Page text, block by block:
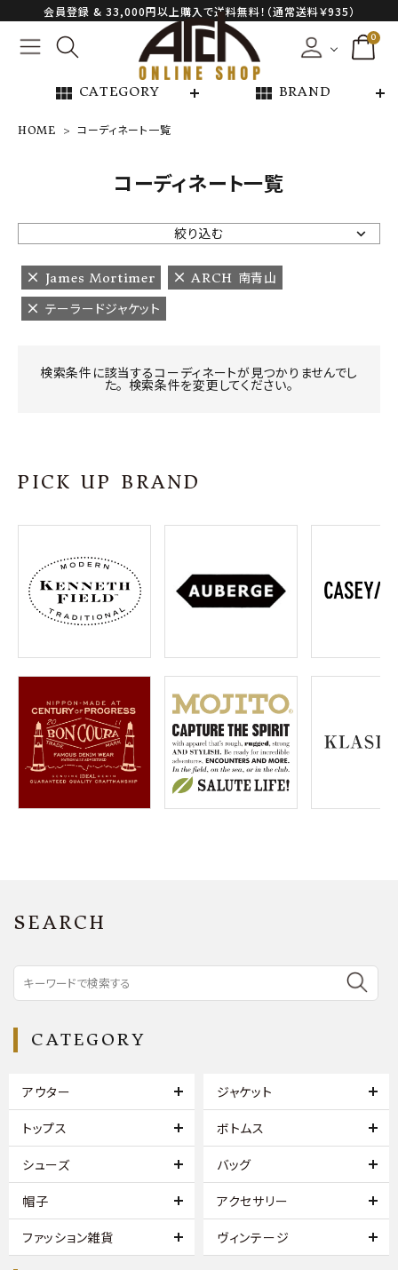
会員登録 & 33,000円以上購入で送料無料！（通常送料￥935）
0
view_module CATEGORY view_module BRAND
NEW ARRIVAL
ARCH EXCLUSIVE
BRAND
CATEGORY
プライバシーポリシー
特定商取引法について
お問い合わせ
OFFICIAL WEB SITE
meeting_room ログイン 会員登録
HOME コーディネート一覧
コーディネート一覧
絞り込む
James Mortimer
ARCH 南青山
テーラードジャケット
検索条件に該当するコーディネートが見つかりませんでし
た。 検索条件を変更してください。
PICK UP BRAND
SEARCH
CATEGORY
アウター ジャケット
トップス ボトムス
シューズ バッグ
帽子 アクセサリー
ファッション雑貨 ヴィンテージ